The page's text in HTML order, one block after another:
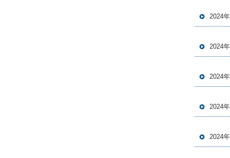
2024
2024
2024
2024
2024